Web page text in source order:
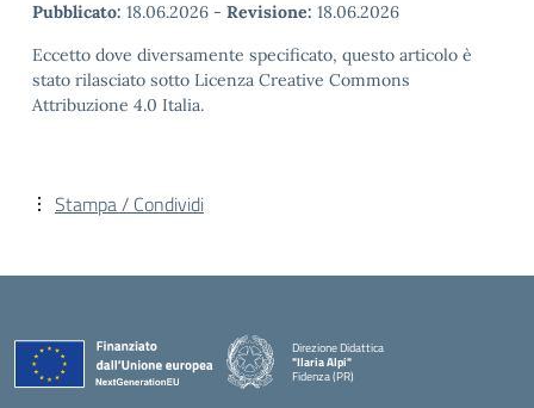
Pubblicato: 18.06.2026 - Revisione: 18.06.2026
Eccetto dove diversamente specificato, questo articolo è
stato rilasciato sotto Licenza Creative Commons
Attribuzione 4.0 Italia.
Stampa / Condividi
Direzione Didattica
"Ilaria Alpi"
Fidenza (PR)